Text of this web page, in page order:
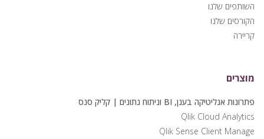
השותפים שלנו
הקורסים שלנו
קריירה
מוצרים
פתרונות אנליטיקה בענן, BI וניתוח נתונים | קליק סנס
Qlik Cloud Analytics
Qlik Sense Client Manage